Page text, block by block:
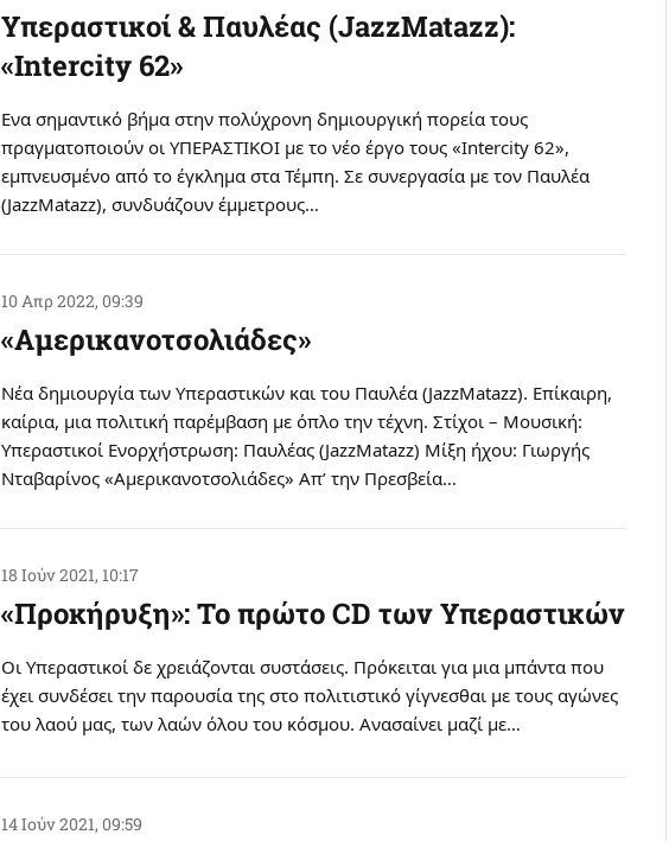
Υπεραστικοί & Παυλέας (JazzMatazz):
«Intercity 62»
Eνα σημαντικό βήμα στην πολύχρονη δημιουργική πορεία τους
πραγματοποιούν οι ΥΠΕΡΑΣΤΙΚΟΙ με το νέο έργο τους «Intercity 62»,
εμπνευσμένο από το έγκλημα στα Τέμπη. Σε συνεργασία με τον Παυλέα
(JazzMatazz), συνδυάζουν έμμετρους…
10 Απρ 2022, 09:39
«Αμερικανοτσολιάδες»
Νέα δημιουργία των Υπεραστικών και του Παυλέα (JazzMatazz). Επίκαιρη,
καίρια, μια πολιτική παρέμβαση με όπλο την τέχνη. Στίχοι – Μουσική:
Υπεραστικοί Ενορχήστρωση: Παυλέας (JazzMatazz) Μίξη ήχου: Γιωργής
Νταβαρίνος «Αμερικανοτσολιάδες» Απ’ την Πρεσβεία…
18 Ιούν 2021, 10:17
«Προκήρυξη»: Το πρώτο CD των Υπεραστικών
Οι Υπεραστικοί δε χρειάζονται συστάσεις. Πρόκειται για μια μπάντα που
έχει συνδέσει την παρουσία της στο πολιτιστικό γίγνεσθαι με τους αγώνες
του λαού μας, των λαών όλου του κόσμου. Ανασαίνει μαζί με…
14 Ιούν 2021, 09:59